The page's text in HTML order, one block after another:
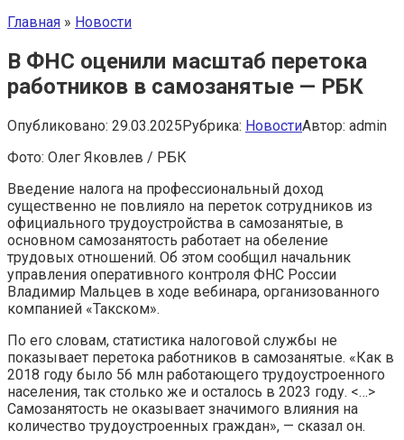
Главная » Новости
В ФНС оценили масштаб перетока
работников в самозанятые — РБК
Опубликовано: 29.03.2025Рубрика: НовостиАвтор: admin
Фото: Олег Яковлев / РБК
Введение налога на профессиональный доход
существенно не повлияло на переток сотрудников из
официального трудоустройства в самозанятые, в
основном самозанятость работает на обеление
трудовых отношений. Об этом сообщил начальник
управления оперативного контроля ФНС России
Владимир Мальцев в ходе вебинара, организованного
компанией «Такском».
По его словам, статистика налоговой службы не
показывает перетока работников в самозанятые. «Как в
2018 году было 56 млн работающего трудоустроенного
населения, так столько же и осталось в 2023 году. <…>
Самозанятость не оказывает значимого влияния на
количество трудоустроенных граждан», — сказал он.